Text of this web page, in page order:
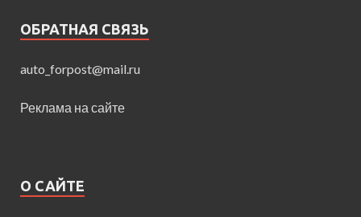
ОБРАТНАЯ СВЯЗЬ
auto_forpost@mail.ru
Реклама на сайте
О САЙТЕ